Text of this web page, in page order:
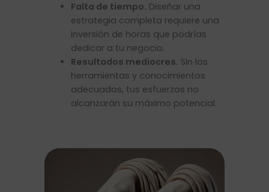
Falta de tiempo. Diseñar una
estrategia completa requiere una
inversión de horas que podrías
dedicar a tu negocio.
Resultados mediocres. Sin las
herramientas y conocimientos
adecuados, tus esfuerzos no
alcanzarán su máximo potencial.